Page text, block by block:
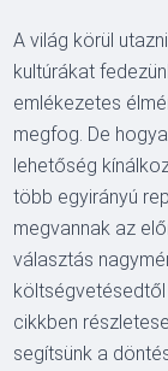
A világ körül
kultúrákat
emlékezetes
megfog. De
lehetőség
több egyirányú
megvannak az
választás
cikkben
segítsünk a